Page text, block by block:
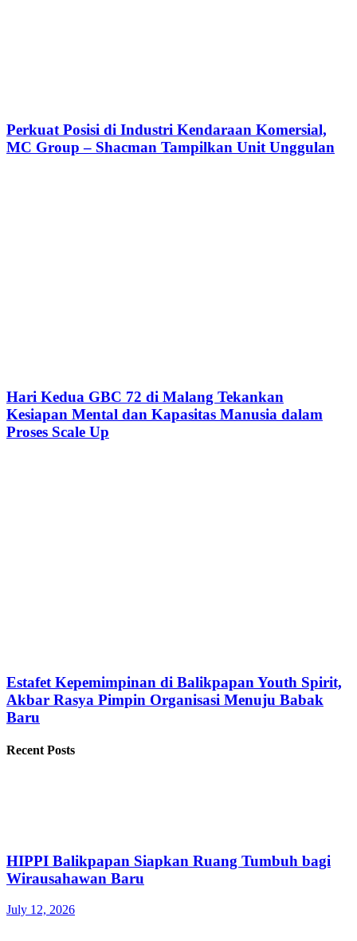
Perkuat Posisi di Industri Kendaraan Komersial,
MC Group – Shacman Tampilkan Unit Unggulan
Hari Kedua GBC 72 di Malang Tekankan
Kesiapan Mental dan Kapasitas Manusia dalam
Proses Scale Up
Estafet Kepemimpinan di Balikpapan Youth Spirit,
Akbar Rasya Pimpin Organisasi Menuju Babak
Baru
Recent Posts
HIPPI Balikpapan Siapkan Ruang Tumbuh bagi
Wirausahawan Baru
July 12, 2026